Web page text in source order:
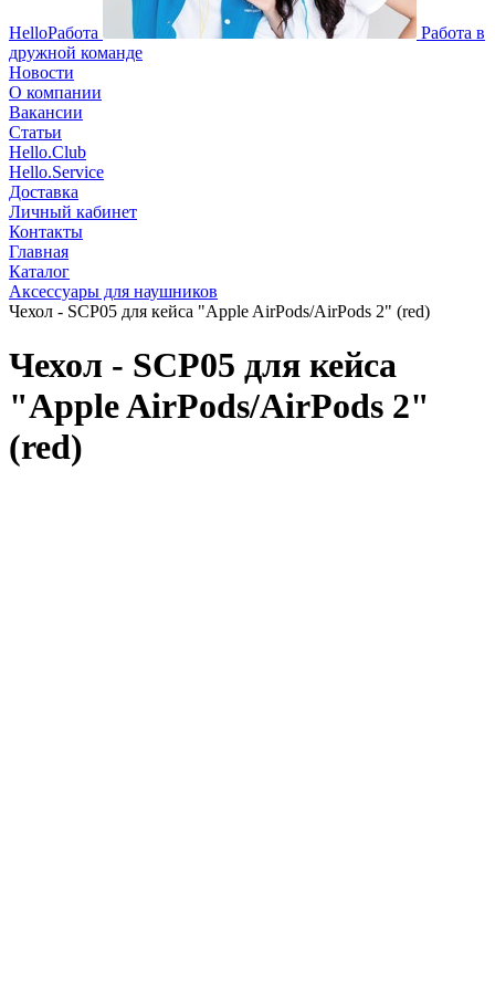
HelloРабота
Работа в
дружной команде
Новости
О компании
Вакансии
Статьи
Hello.Club
Hello.Service
Доставка
Личный кабинет
Контакты
Главная
Каталог
Аксессуары для наушников
Чехол - SCP05 для кейса "Apple AirPods/AirPods 2" (red)
Чехол - SCP05 для кейса
"Apple AirPods/AirPods 2"
(red)